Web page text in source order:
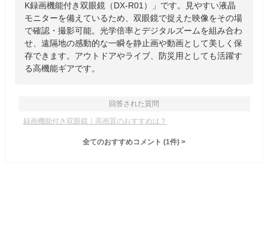
K録画機能付き双眼鏡（DX-R01）」です。見やすい液晶
モニターを備えているため、双眼鏡で捉えた映像をその場
で確認・撮影可能。光学倍率とデジタルズームを組み合わ
せ、遠隔地の感動的な一瞬を静止画や動画として美しく保
存できます。アウトドアやライブ、防災用としても活躍す
る高機能ギアです。
回答された質問
録画機能付き双眼鏡｜高画質のおすすめは？
全てのおすすめコメント (1件) >